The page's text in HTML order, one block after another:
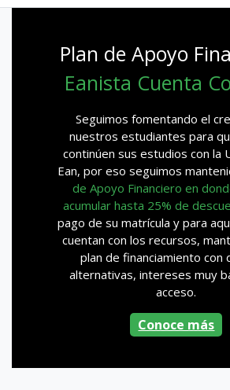
Plan de Apoyo
Eanista Cuenta
Seguimos fomentando el
nuestros estudiantes para
continúen sus estudios con la
Ean, por eso seguimos
de Apoyo Financiero en
acumular hasta 25% de
pago de su matrícula y para
cuentan con los recursos,
plan de financiamiento con
alternativas, intereses muy
acceso.
Conoce más